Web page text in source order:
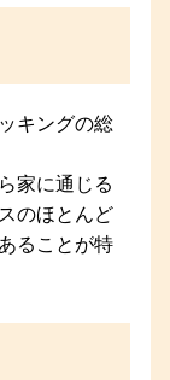
キングの総
家に通じる
のほとんど
ることが特